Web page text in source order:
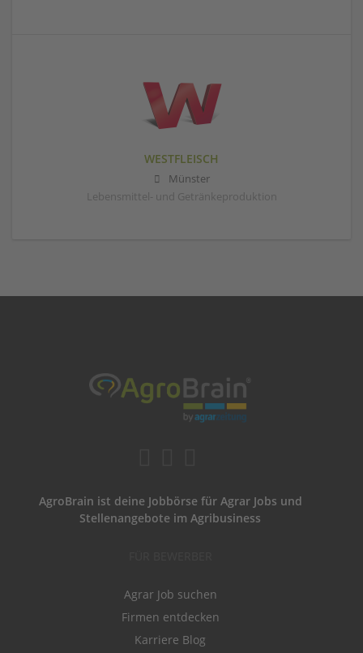
WESTFLEISCH
Münster
Lebensmittel- und Getränkeproduktion
AgroBrain ist deine Jobbörse für Agrar Jobs und
Stellenangebote im Agribusiness
Agrar Job suchen
Firmen entdecken
Karriere Blog